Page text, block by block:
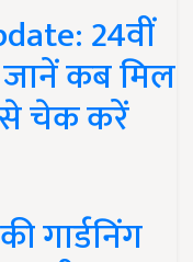
24वीं
कब मिल
चेक करें
गार्डनिंग